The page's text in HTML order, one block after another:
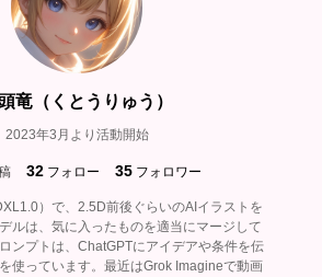
竜（くとうりゅう）
2023年3月より活動開始
32 フォロー 35 フォロワー
）で、2.5D前後ぐらいのAIイラストを
ルは、気に入ったものを適当にマージして
ンプトは、ChatGPTにアイデアや条件を伝
使っています。最近はGrok Imagineで動画